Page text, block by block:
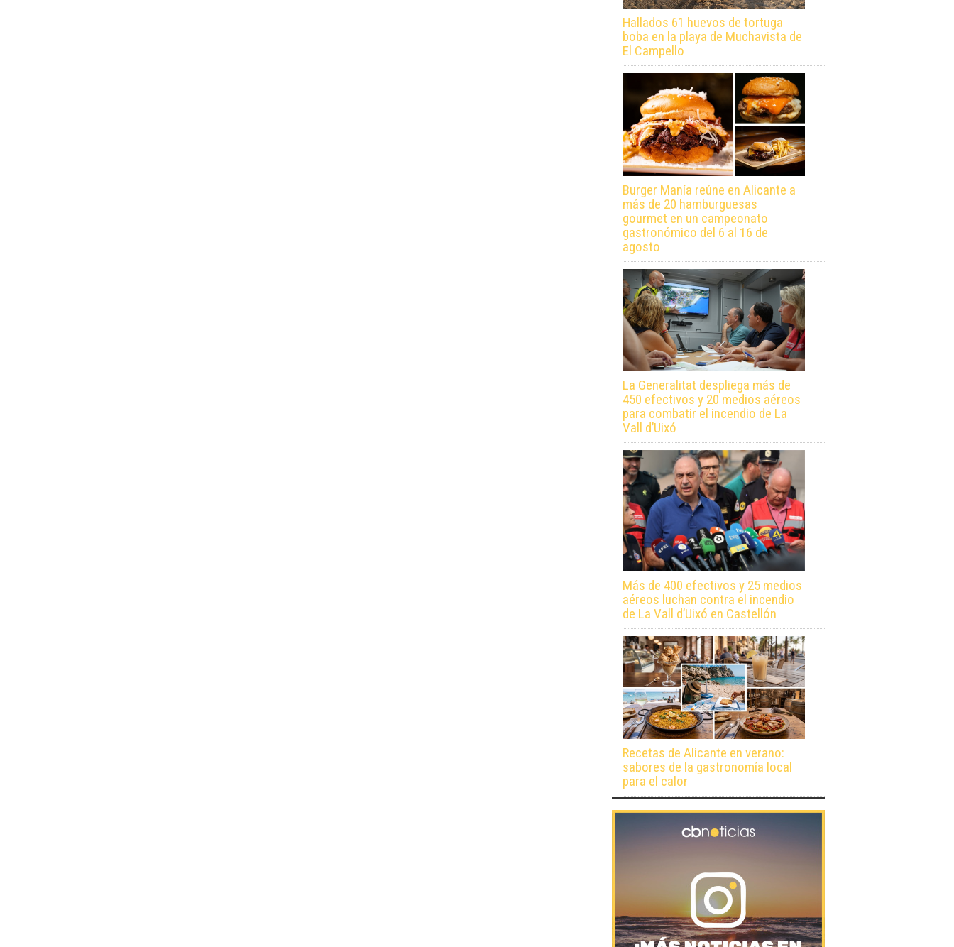
Hallados 61 huevos de tortuga
boba en la playa de Muchavista de
El Campello
Burger Manía reúne en Alicante a
más de 20 hamburguesas
gourmet en un campeonato
gastronómico del 6 al 16 de
agosto
La Generalitat despliega más de
450 efectivos y 20 medios aéreos
para combatir el incendio de La
Vall d’Uixó
Más de 400 efectivos y 25 medios
aéreos luchan contra el incendio
de La Vall d’Uixó en Castellón
Recetas de Alicante en verano:
sabores de la gastronomía local
para el calor